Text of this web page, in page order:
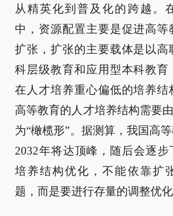
从精英化到普及化的跨越。
中，资源配置主要是促进高等
扩张，扩张的主要载体是以高
科层级教育和应用型本科教育
在人才培养重心偏低的培养结
高等教育的人才培养结构需要
为“橄榄形”。据测算，我国高
2032年将达顶峰，随后会逐
培养结构优化，不能依靠扩
题，而是要进行存量的调整优化